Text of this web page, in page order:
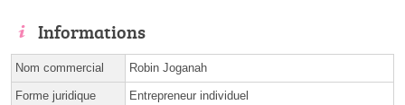
Informations
Nom commercial Robin Joganah
Forme juridique Entrepreneur individuel